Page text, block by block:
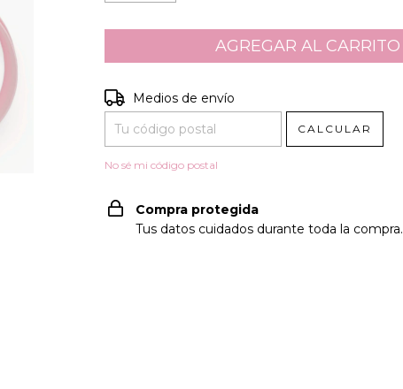
Entregas para el CP:
Medios de envío
CALCULAR
No sé mi código postal
Compra protegida
Tus datos cuidados durante toda la compra.